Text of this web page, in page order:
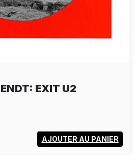
EXIT U4
VOIR